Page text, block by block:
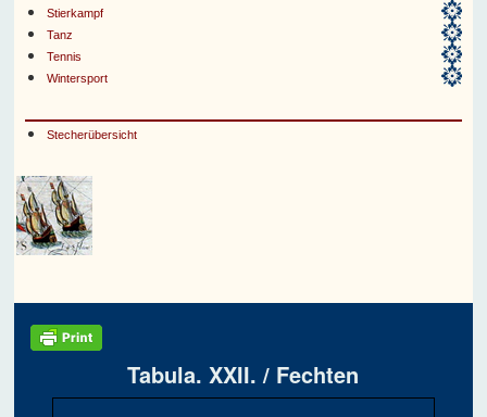
Stierkampf
Tanz
Tennis
Wintersport
Stecherübersicht
Tabula. XXII. / Fechten